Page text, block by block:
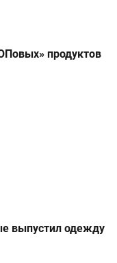
продуктов
выпустил одежду